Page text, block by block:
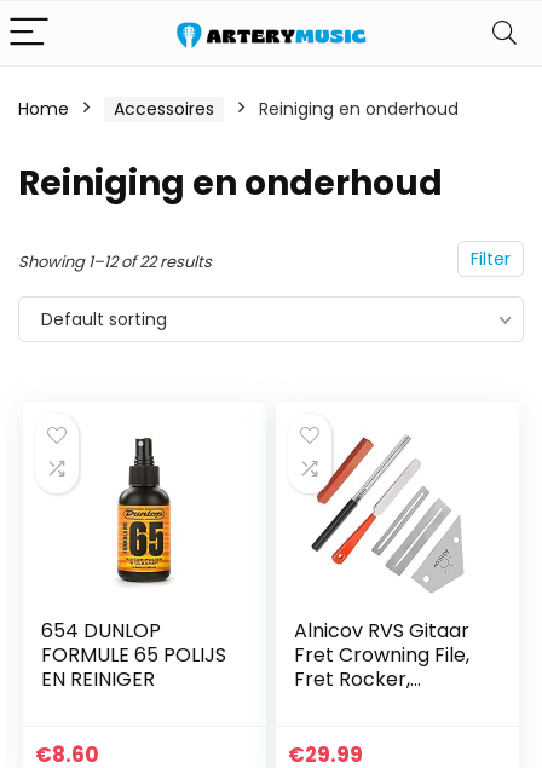
Home Accessoires Reiniging en onderhoud
Reiniging en onderhoud
Filter
Showing 1–12 of 22 results
Default sorting
654 DUNLOP
FORMULE 65 POLIJS
EN REINIGER
€8.60
Alnicov RVS Gitaar
Fret Crowning File,
Fret Rocker,
Levelling Grinding
€29.99